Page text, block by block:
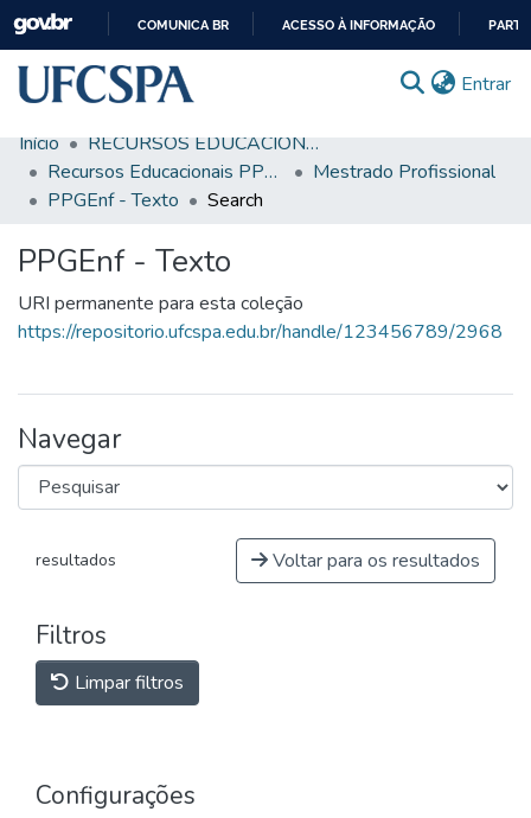
CONTEÚDO
COMUNICA BR ACESSO À INFORMAÇÃO
Entrar
Comunidades & Coleções
Busca Facetada
Estatísticas
Autoarquivamento
FAQ
Ajuda
Início
RECURSOS EDUCACIONAIS
Recursos Educacionais PPGENF
Mestrado Profissional
PPGEnf - Texto
Search
PPGEnf - Texto
URI permanente para esta coleção
https://repositorio.ufcspa.edu.br/handle/123456789/2968
Navegar
resultados Voltar para os resultados
Filtros
Limpar filtros
Configurações